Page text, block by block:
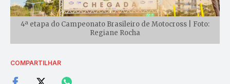
4ª etapa do Campeonato Brasileiro de Motocross | Foto:
Regiane Rocha
COMPARTILHAR